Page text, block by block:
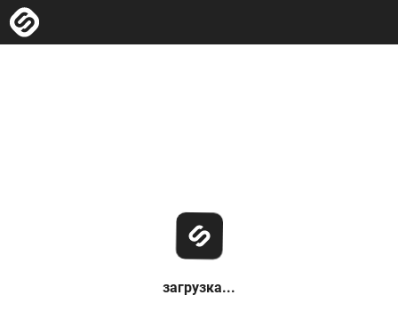
загрузка...